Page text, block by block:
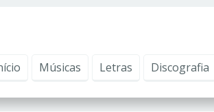
Músicas Letras Discografia